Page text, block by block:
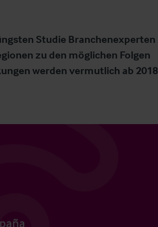
Studie Branchenexperten
zu den möglichen Folgen
werden vermutlich ab 2018